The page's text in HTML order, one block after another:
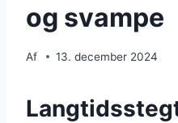
og svampe
Af 13. december 2024